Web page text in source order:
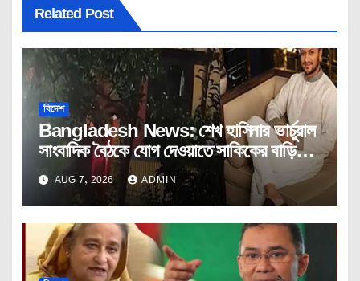
Related Post
বিদেশ
Bangladesh News: শেখ হাসিনার ভার্চুয়াল
সাংবাদিক বৈঠকে যোগ দেওয়াতে সাকিকের বাড়িতে
অগ্নিসংযোগ।
AUG 7, 2026 ADMIN